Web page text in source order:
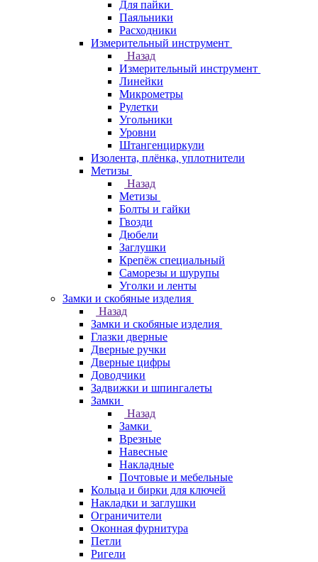
Для пайки
Паяльники
Расходники
Измерительный инструмент
Назад
Измерительный инструмент
Линейки
Микрометры
Рулетки
Угольники
Уровни
Штангенциркули
Изолента, плёнка, уплотнители
Метизы
Назад
Метизы
Болты и гайки
Гвозди
Дюбели
Заглушки
Крепёж специальный
Саморезы и шурупы
Уголки и ленты
Замки и скобяные изделия
Назад
Замки и скобяные изделия
Глазки дверные
Дверные ручки
Дверные цифры
Доводчики
Задвижки и шпингалеты
Замки
Назад
Замки
Врезные
Навесные
Накладные
Почтовые и мебельные
Кольца и бирки для ключей
Накладки и заглушки
Ограничители
Оконная фурнитура
Петли
Ригели